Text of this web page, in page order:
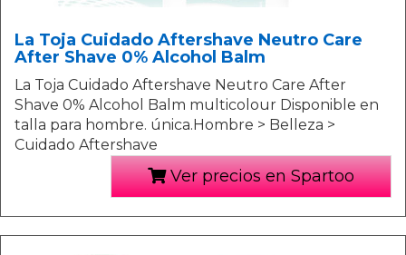
La Toja Cuidado Aftershave Neutro Care
After Shave 0% Alcohol Balm
La Toja Cuidado Aftershave Neutro Care After
Shave 0% Alcohol Balm multicolour Disponible en
talla para hombre. única.Hombre > Belleza >
Cuidado Aftershave
Ver precios en Spartoo